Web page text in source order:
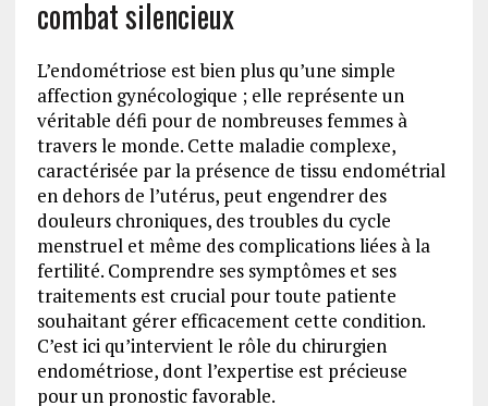
combat silencieux
L’endométriose est bien plus qu’une simple
affection gynécologique ; elle représente un
véritable défi pour de nombreuses femmes à
travers le monde. Cette maladie complexe,
caractérisée par la présence de tissu endométrial
en dehors de l’utérus, peut engendrer des
douleurs chroniques, des troubles du cycle
menstruel et même des complications liées à la
fertilité. Comprendre ses symptômes et ses
traitements est crucial pour toute patiente
souhaitant gérer efficacement cette condition.
C’est ici qu’intervient le rôle du chirurgien
endométriose, dont l’expertise est précieuse
pour un pronostic favorable.